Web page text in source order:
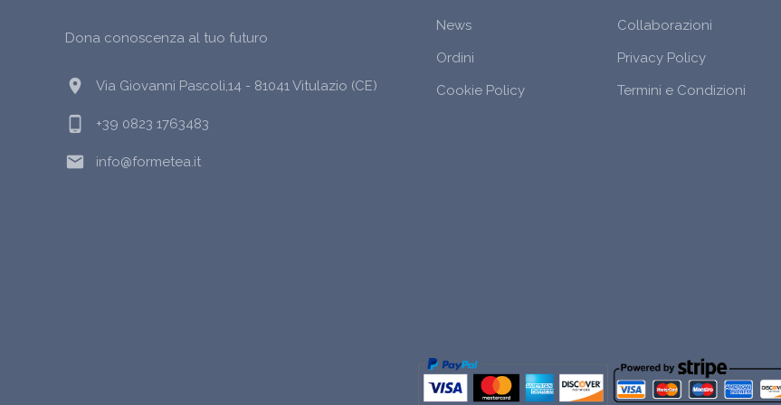
Dona conoscenza al tuo futuro
location_on Via Giovanni Pascoli,14 - 81041 Vitulazio (CE)
phone_android +39 0823 1763483
email info@formetea.it
News
Collaborazioni
Ordini
Privacy Policy
Cookie Policy
Termini e Condizioni